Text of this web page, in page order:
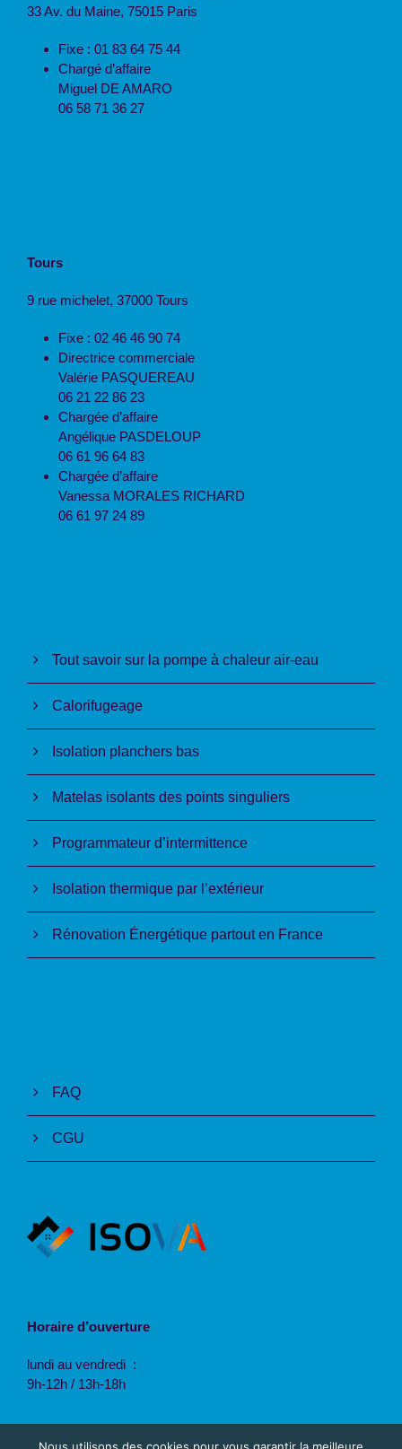
33 Av. du Maine, 75015 Paris
Fixe : 01 83 64 75 44
Chargé d’affaire
Miguel DE AMARO
06 58 71 36 27
Tours
9 rue michelet, 37000 Tours
Fixe : 02 46 46 90 74
Directrice commerciale
Valérie PASQUEREAU
06 21 22 86 23
Chargée d’affaire
Angélique PASDELOUP
06 61 96 64 83
Chargée d’affaire
Vanessa MORALES RICHARD
06 61 97 24 89
Tout savoir sur la pompe à chaleur air-eau
Calorifugeage
Isolation planchers bas
Matelas isolants des points singuliers
Programmateur d’intermittence
Isolation thermique par l’extérieur
Rénovation Énergétique partout en France
FAQ
CGU
Horaire d’ouverture
lundi au vendredi :
9h-12h / 13h-18h